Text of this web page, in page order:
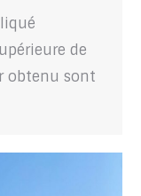
de
obtenu sont